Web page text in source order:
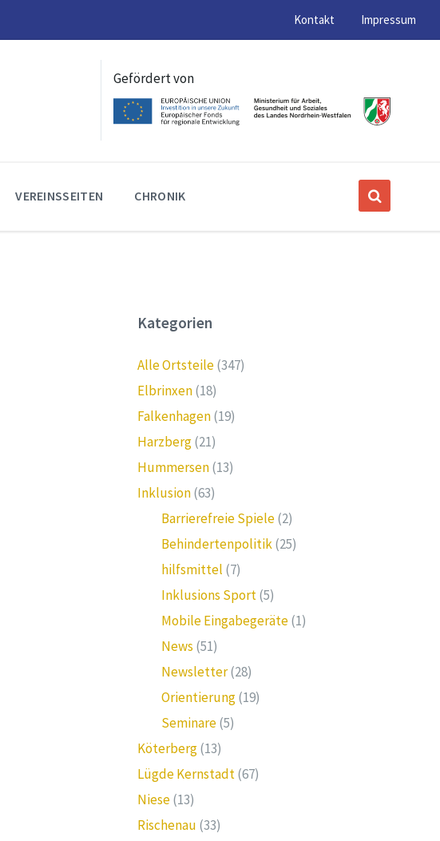
Kontakt Impressum
Gefördert von
VEREINSSEITEN CHRONIK
Kategorien
Alle Ortsteile(347)
Elbrinxen(18)
Falkenhagen(19)
Harzberg(21)
Hummersen(13)
Inklusion(63)
Barrierefreie Spiele(2)
Behindertenpolitik(25)
hilfsmittel (7)
Inklusions Sport(5)
Mobile Eingabegeräte(1)
News (51)
Newsletter(28)
Orientierung(19)
Seminare(5)
Köterberg(13)
Lügde Kernstadt(67)
Niese(13)
Rischenau (33)